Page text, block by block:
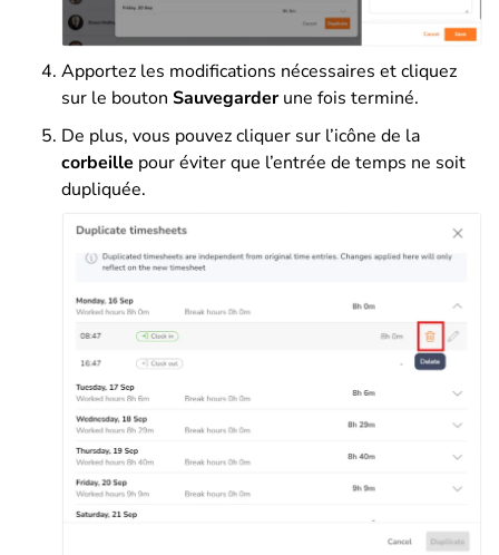
Apportez les modifications nécessaires et cliquez
sur le bouton Sauvegarderune fois terminé.
De plus, vous pouvez cliquer sur l’icône de la
corbeille pour éviter que l’entrée de temps ne soit
dupliquée.